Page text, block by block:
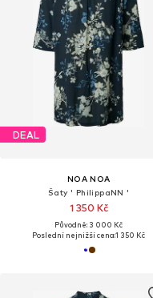
DEAL
NOA NOA
Šaty ' PhilippaNN '
1 350 Kč
Původně: 3 000 Kč
Poslední nejnižší cena:1 350 Kč